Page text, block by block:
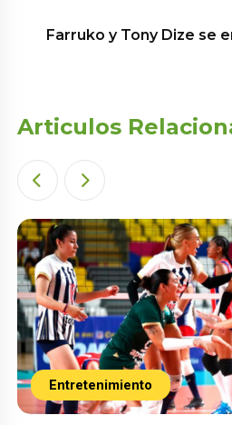
Farruko y Tony Dize se
Articulos
Entretenimiento